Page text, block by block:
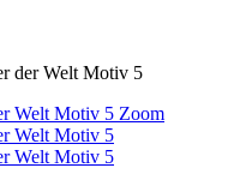
der Welt Motiv 5
Zoom